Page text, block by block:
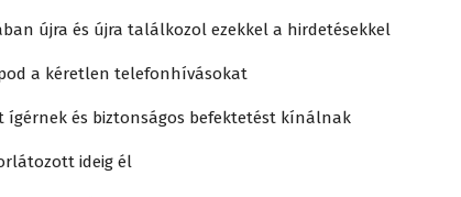
újra és újra találkozol ezekkel a hirdetésekkel
a kéretlen telefonhívásokat
ígérnek és biztonságos befektetést kínálnak
ideig él